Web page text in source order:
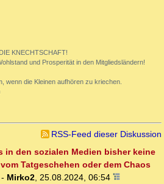
KNECHTSCHAFT!
und Prosperität in den Mitgliedsländern!
wenn die Kleinen aufhören zu kriechen.
RSS-Feed dieser Diskussion
in den sozialen Medien bisher keine
Tatgeschehen oder dem Chaos
- Mirko2, 25.08.2024, 06:54